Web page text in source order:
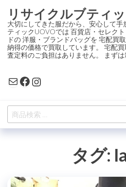
ン
テ
ン
ツ
プ
リサイクルブティ
大切にしてきた服だから、安心して
ティックUOVOでは 百貨店・セレク
ドの 洋服・ブランドバッグを 宅配買
納得の価格で買取しています。 宅配
査定料のご負担はありません。 まず
MailFacebook
Instagram
検
索
タグ: